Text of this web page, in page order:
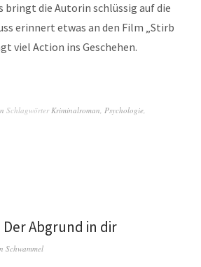
bringt die Autorin schlüssig auf die
erinnert etwas an den Film „Stirb
viel Action ins Geschehen.
SchlagwörterKriminalroman, Psychologie,
Der Abgrund in dir
Schwammel